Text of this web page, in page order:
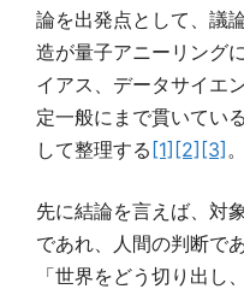
論を出発点として、議
造が量子アニーリング
イアス、データサイエ
定一般にまで貫いてい
して整理する [1] [2] [3] 。
先に結論を言えば、対
であれ、人間の判断で
「世界をどう切り出し